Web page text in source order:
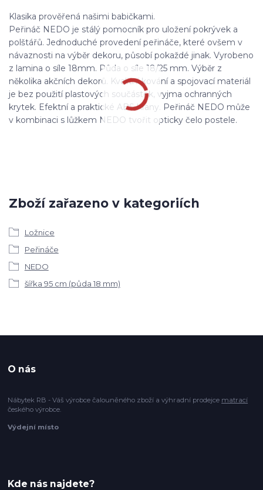
Klasika prověřená našimi babičkami.
Peřináč NEDO je stálý pomocník pro uložení pokrývek a
polštářů. Jednoduché provedení peřináče, které ovšem v
návaznosti na výběr dekoru, působí pokaždé jinak. Vyrobeno
z lamina o síle 18mm. Půda o síle 18/25 mm. Výběr z
několika akčních dekorů. Kvalitní kování a spojovací materiál
je bez použití plastových součástek, vyjma ochranných
krytek. Efektní a praktické ABS hrany. Peřináč NEDO může
v kombinaci s lůžkem NEDO tvořit opticky čelo postele.
Zboží zařazeno v kategoriích
Ložnice
Peřináče
NEDO
šířka 95 cm (půda 18 mm)
O nás
Nábytek RB - Váš výrobce čalouněného zboží a výhradní prodejce matrací
českého výrobce.
Výdejní místo
Kde nás najdete?